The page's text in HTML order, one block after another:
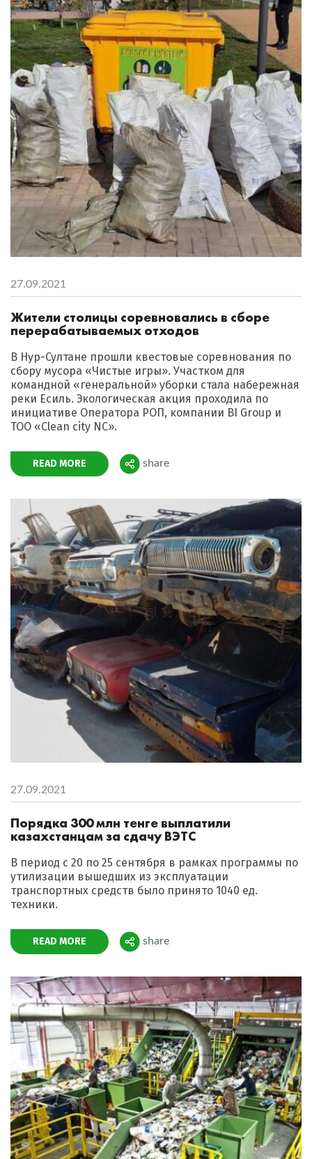
27.09.2021
Жители столицы соревновались в сборе
перерабатываемых отходов
В Нур-Султане прошли квестовые соревнования по
сбору мусора «Чистые игры». Участком для
командной «генеральной» уборки стала набережная
реки Есиль. Экологическая акция проходила по
инициативе Оператора РОП, компании BI Group и
ТОО «Clean city NC».
READ MORE Поделиться
share
27.09.2021
Порядка 300 млн тенге выплатили
казахстанцам за сдачу ВЭТС
В период с 20 по 25 сентября в рамках программы по
утилизации вышедших из эксплуатации
транспортных средств было принято 1040 ед.
техники.
READ MORE Поделиться
share